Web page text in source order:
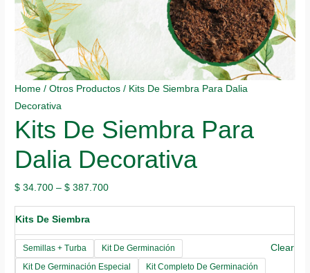
Home /Otros Productos / Kits De Siembra Para Dalia
Decorativa
Kits De Siembra Para
Dalia Decorativa
$ 34.700 –$ 387.700
Kits De Siembra
Semillas + Turba
Kit De Germinación
Kit De Germinación Especial
Kit Completo De Germinación
Clear